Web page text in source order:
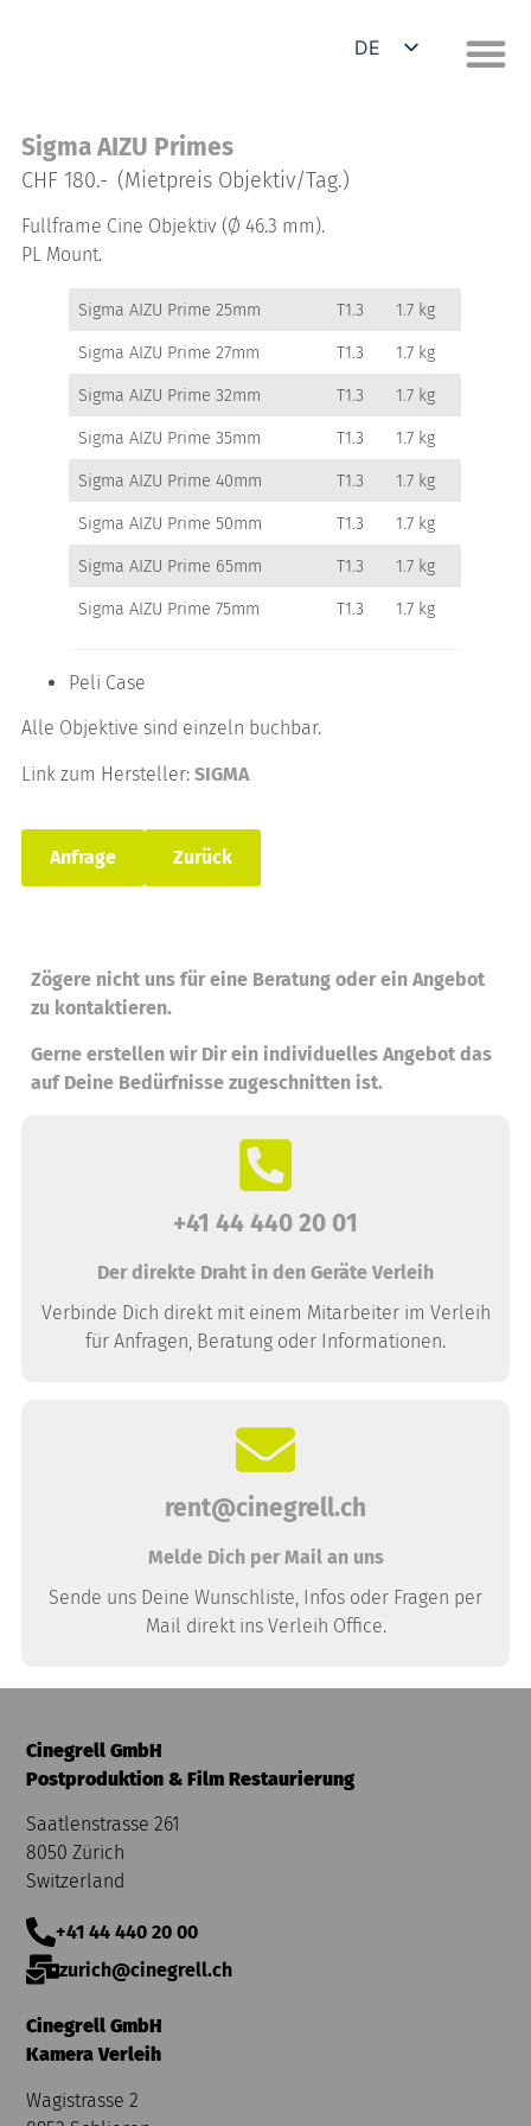
DE
Sigma AIZU Primes
CHF 180.- (Mietpreis Objektiv/Tag.)
Fullframe Cine Objektiv (Ø 46.3 mm).
PL Mount.
Sigma AIZU Prime 25mm T1.3 1.7 kg
Sigma AIZU Prime 27mm T1.3 1.7 kg
Sigma AIZU Prime 32mm T1.3 1.7 kg
Sigma AIZU Prime 35mm T1.3 1.7 kg
Sigma AIZU Prime 40mm T1.3 1.7 kg
Sigma AIZU Prime 50mm T1.3 1.7 kg
Sigma AIZU Prime 65mm T1.3 1.7 kg
Sigma AIZU Prime 75mm T1.3 1.7 kg
Peli Case
Alle Objektive sind einzeln buchbar.
Link zum Hersteller: SIGMA
Anfrage Zurück
Zögere nicht uns für eine Beratung oder ein Angebot
zu kontaktieren.
Gerne erstellen wir Dir ein individuelles Angebot das
auf Deine Bedürfnisse zugeschnitten ist.
+41 44 440 20 01
Der direkte Draht in den Geräte Verleih
Verbinde Dich direkt mit einem Mitarbeiter im Verleih
für Anfragen, Beratung oder Informationen.
rent@cinegrell.ch
Melde Dich per Mail an uns
Sende uns Deine Wunschliste, Infos oder Fragen per
Mail direkt ins Verleih Office.
Cinegrell GmbH
Postproduktion & Film Restaurierung
Saatlenstrasse 261
8050 Zürich
Switzerland
+41 44 440 20 00
zurich@cinegrell.ch
Cinegrell GmbH
Kamera Verleih
Wagistrasse 2